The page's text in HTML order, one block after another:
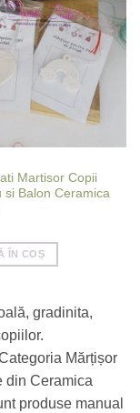
Add to
wishlist
Martisor Copii
si Balon Ceramica
ÎN COȘ
gradinita,
Mărțișor
din Ceramica
produse manual